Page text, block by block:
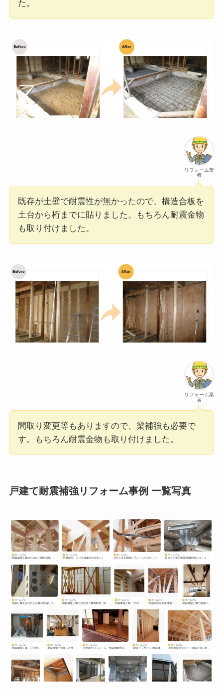
た。
リフォーム業
者
既存が土壁で耐震性が無かったので、構造合板を
土台から桁までに貼りました。もちろん耐震金物
も取り付けました。
リフォーム業
者
間取り変更等もありますので、梁補強も必要で
す。もちろん耐震金物も取り付けました。
戸建て耐震補強リフォーム事例 一覧写真